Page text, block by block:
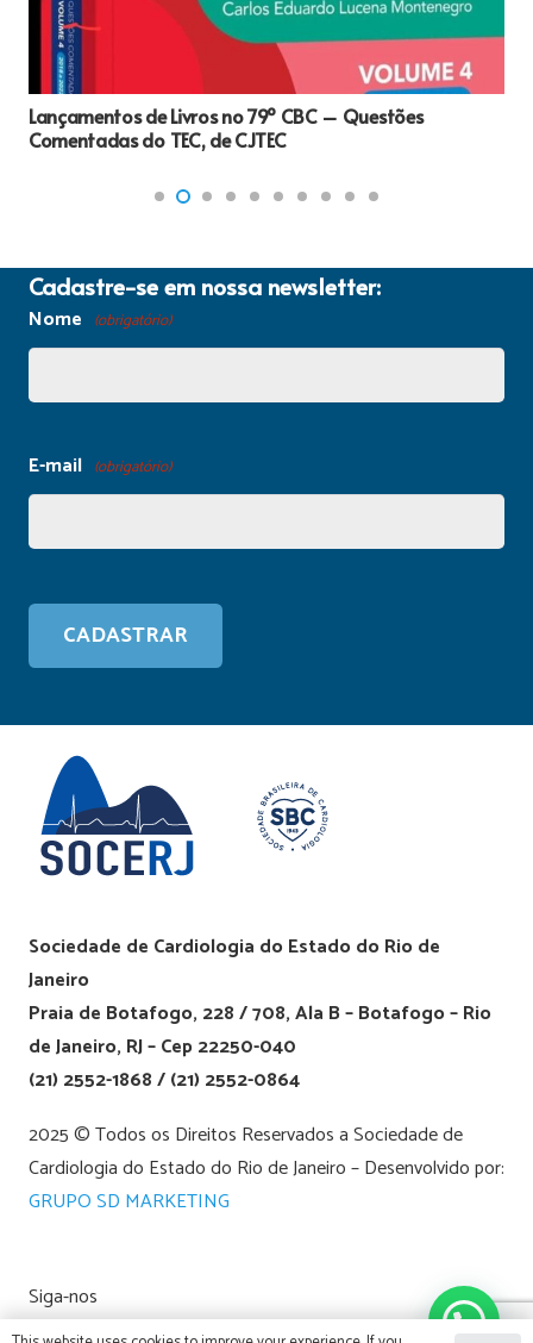
Lançamentos de Livros no 79º CBC – Questões
Comentadas do TEC, de CJTEC
Cadastre-se em nossa newsletter:
Nome (obrigatório)
E-mail (obrigatório)
Sociedade de Cardiologia do Estado do Rio de
Janeiro
Praia de Botafogo, 228 / 708, Ala B – Botafogo – Rio
de Janeiro, RJ – Cep 22250-040
(21) 2552-1868 / (21) 2552-0864
2025 © Todos os Direitos Reservados a Sociedade de
Cardiologia do Estado do Rio de Janeiro – Desenvolvido por:
GRUPO SD MARKETING
Siga-nos